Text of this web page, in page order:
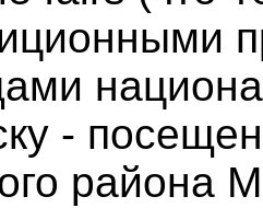
-
района